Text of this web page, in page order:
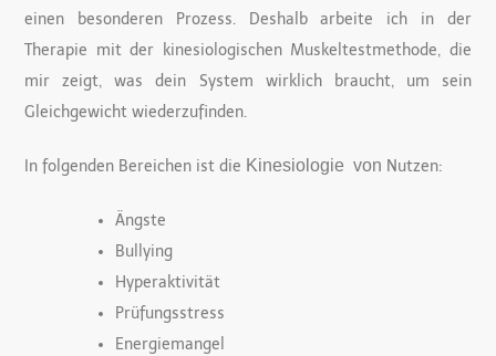
einen besonderen Prozess. Deshalb arbeite ich in der
Therapie mit der kinesiologischen Muskeltestmethode, die
mir zeigt, was dein System wirklich braucht, um sein
Gleichgewicht wiederzufinden.
In folgenden Bereichen ist die Kinesiologie von Nutzen:
Ängste
Bullying
Hyperaktivität
Prüfungsstress
Energiemangel